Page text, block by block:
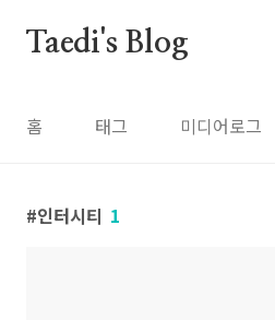
Taedi's Blog
홈 태그 미디어로그
인터시티 1